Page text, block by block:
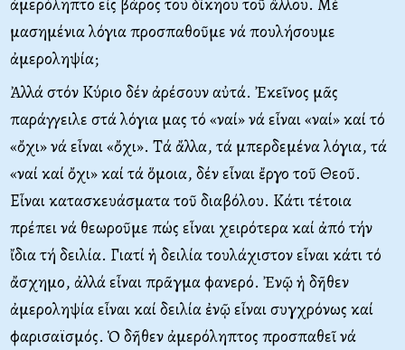
μασημένια λόγια προσπαθοῦμε νά πουλήσουμε
ἀμεροληψία;
Ἀλλά στόν Κύριο δέν ἀρέσουν αὐτά. Ἐκεῖνος μᾶς
παράγγειλε στά λόγια μας τό «ναί» νά εἶναι «ναί» καί τό
«ὄχι» νά εἶναι «ὄχι». Τά ἄλλα, τά μπερδεμένα λόγια, τά
«ναί καί ὄχι» καί τά ὅμοια, δέν εἶναι ἔργο τοῦ Θεοῦ.
Εἶναι κατασκευάσματα τοῦ διαβόλου. Κάτι τέτοια
πρέπει νά θεωροῦμε πώς εἶναι χειρότερα καί ἀπό τήν
ἴδια τή δειλία. Γιατί ἡ δειλία τουλάχιστον εἶναι κάτι τό
ἄσχημο, ἀλλά εἶναι πρᾶγμα φανερό. Ἐνῷ ἡ δῆθεν
ἀμεροληψία εἶναι καί δειλία ἐνῷ εἶναι συγχρόνως καί
φαρισαϊσμός. Ὁ δῆθεν ἀμερόληπτος προσπαθεῖ νά